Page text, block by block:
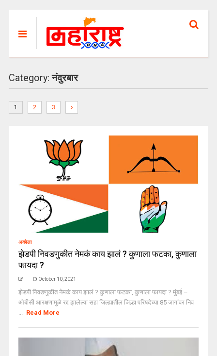
Category:नंदुरबार
1 2 3
अकोला
झेडपी निवडणुकीत नेमकं काय झालं ? कुणाला फटका, कुणाला
फायदा ?
October 10, 2021
झेडपी निवडणुकीत नेमकं काय झालं ? कुणाला फटका, कुणाला फायदा ? मुंबई –
ओबीसी आरक्षणामुळे रद्द झालेल्या सहा जिल्ह्यातील जिल्हा परिषदेच्या 85 जागांवर निव
... Read More